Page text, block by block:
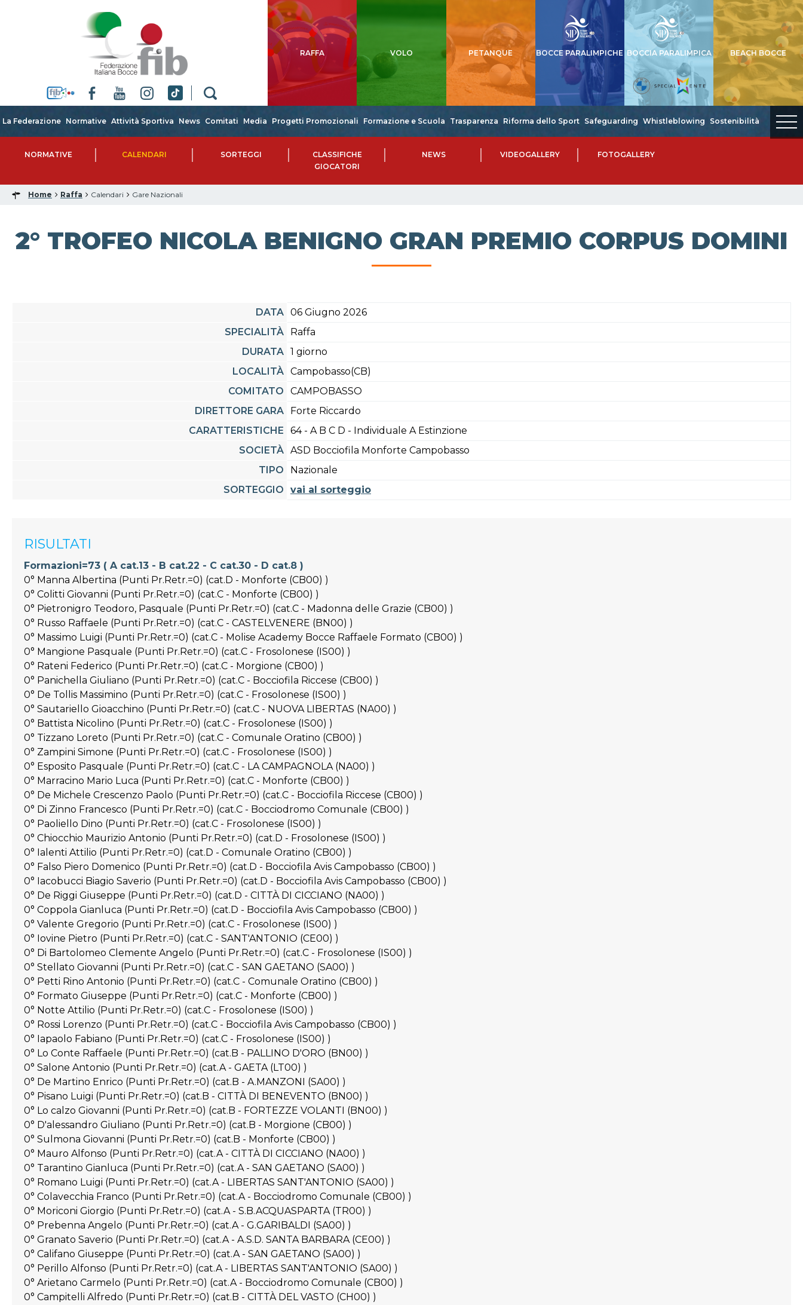
RAFFA VOLO PETANQUE BOCCE PARALIMPICHE BOCCIA PARALIMPICA BEACH BOCCE
La Federazione Normative Attività Sportiva News Comitati Media Progetti Promozionali Formazione e Scuola Trasparenza Riforma dello Sport Safeguarding Whistleblowing Sostenibilità
NORMATIVE CALENDARI SORTEGGI
CLASSIFICHE
GIOCATORI
NEWS VIDEOGALLERY FOTOGALLERY
Home Raffa Calendari Gare Nazionali
2° TROFEO NICOLA BENIGNO GRAN PREMIO CORPUS DOMINI
DATA 06 Giugno 2026
SPECIALITÀ
Raffa
DURATA 1 giorno
LOCALITÀ Campobasso(CB)
COMITATO
CAMPOBASSO
DIRETTORE GARA
Forte Riccardo
CARATTERISTICHE
64 - A B C D - Individuale A Estinzione
SOCIETÀ ASD Bocciofila Monforte Campobasso
TIPO
Nazionale
SORTEGGIO
vai al sorteggio
RISULTATI
Formazioni=73 ( A cat.13 - B cat.22 - C cat.30 - D cat.8 )
0° Manna Albertina (Punti Pr.Retr.=0) (cat.D - Monforte (CB00) )
0° Colitti Giovanni (Punti Pr.Retr.=0) (cat.C - Monforte (CB00) )
0° Pietronigro Teodoro, Pasquale (Punti Pr.Retr.=0) (cat.C - Madonna delle Grazie (CB00) )
0° Russo Raffaele (Punti Pr.Retr.=0) (cat.C - CASTELVENERE (BN00) )
0° Massimo Luigi (Punti Pr.Retr.=0) (cat.C - Molise Academy Bocce Raffaele Formato (CB00) )
0° Mangione Pasquale (Punti Pr.Retr.=0) (cat.C - Frosolonese (IS00) )
0° Rateni Federico (Punti Pr.Retr.=0) (cat.C - Morgione (CB00) )
0° Panichella Giuliano (Punti Pr.Retr.=0) (cat.C - Bocciofila Riccese (CB00) )
0° De Tollis Massimino (Punti Pr.Retr.=0) (cat.C - Frosolonese (IS00) )
0° Sautariello Gioacchino (Punti Pr.Retr.=0) (cat.C - NUOVA LIBERTAS (NA00) )
0° Battista Nicolino (Punti Pr.Retr.=0) (cat.C - Frosolonese (IS00) )
0° Tizzano Loreto (Punti Pr.Retr.=0) (cat.C - Comunale Oratino (CB00) )
0° Zampini Simone (Punti Pr.Retr.=0) (cat.C - Frosolonese (IS00) )
0° Esposito Pasquale (Punti Pr.Retr.=0) (cat.C - LA CAMPAGNOLA (NA00) )
0° Marracino Mario Luca (Punti Pr.Retr.=0) (cat.C - Monforte (CB00) )
0° De Michele Crescenzo Paolo (Punti Pr.Retr.=0) (cat.C - Bocciofila Riccese (CB00) )
0° Di Zinno Francesco (Punti Pr.Retr.=0) (cat.C - Bocciodromo Comunale (CB00) )
0° Paoliello Dino (Punti Pr.Retr.=0) (cat.C - Frosolonese (IS00) )
0° Chiocchio Maurizio Antonio (Punti Pr.Retr.=0) (cat.D - Frosolonese (IS00) )
0° Ialenti Attilio (Punti Pr.Retr.=0) (cat.D - Comunale Oratino (CB00) )
0° Falso Piero Domenico (Punti Pr.Retr.=0) (cat.D - Bocciofila Avis Campobasso (CB00) )
0° Iacobucci Biagio Saverio (Punti Pr.Retr.=0) (cat.D - Bocciofila Avis Campobasso (CB00) )
0° De Riggi Giuseppe (Punti Pr.Retr.=0) (cat.D - CITTÀ DI CICCIANO (NA00) )
0° Coppola Gianluca (Punti Pr.Retr.=0) (cat.D - Bocciofila Avis Campobasso (CB00) )
0° Valente Gregorio (Punti Pr.Retr.=0) (cat.C - Frosolonese (IS00) )
0° Iovine Pietro (Punti Pr.Retr.=0) (cat.C - SANT'ANTONIO (CE00) )
0° Di Bartolomeo Clemente Angelo (Punti Pr.Retr.=0) (cat.C - Frosolonese (IS00) )
0° Stellato Giovanni (Punti Pr.Retr.=0) (cat.C - SAN GAETANO (SA00) )
0° Petti Rino Antonio (Punti Pr.Retr.=0) (cat.C - Comunale Oratino (CB00) )
0° Formato Giuseppe (Punti Pr.Retr.=0) (cat.C - Monforte (CB00) )
0° Notte Attilio (Punti Pr.Retr.=0) (cat.C - Frosolonese (IS00) )
0° Rossi Lorenzo (Punti Pr.Retr.=0) (cat.C - Bocciofila Avis Campobasso (CB00) )
0° Iapaolo Fabiano (Punti Pr.Retr.=0) (cat.C - Frosolonese (IS00) )
0° Lo Conte Raffaele (Punti Pr.Retr.=0) (cat.B - PALLINO D'ORO (BN00) )
0° Salone Antonio (Punti Pr.Retr.=0) (cat.A - GAETA (LT00) )
0° De Martino Enrico (Punti Pr.Retr.=0) (cat.B - A.MANZONI (SA00) )
0° Pisano Luigi (Punti Pr.Retr.=0) (cat.B - CITTÀ DI BENEVENTO (BN00) )
0° Lo calzo Giovanni (Punti Pr.Retr.=0) (cat.B - FORTEZZE VOLANTI (BN00) )
0° D'alessandro Giuliano (Punti Pr.Retr.=0) (cat.B - Morgione (CB00) )
0° Sulmona Giovanni (Punti Pr.Retr.=0) (cat.B - Monforte (CB00) )
0° Mauro Alfonso (Punti Pr.Retr.=0) (cat.A - CITTÀ DI CICCIANO (NA00) )
0° Tarantino Gianluca (Punti Pr.Retr.=0) (cat.A - SAN GAETANO (SA00) )
0° Romano Luigi (Punti Pr.Retr.=0) (cat.A - LIBERTAS SANT'ANTONIO (SA00) )
0° Colavecchia Franco (Punti Pr.Retr.=0) (cat.A - Bocciodromo Comunale (CB00) )
0° Moriconi Giorgio (Punti Pr.Retr.=0) (cat.A - S.B.ACQUASPARTA (TR00) )
0° Prebenna Angelo (Punti Pr.Retr.=0) (cat.A - G.GARIBALDI (SA00) )
0° Granato Saverio (Punti Pr.Retr.=0) (cat.A - A.S.D. SANTA BARBARA (CE00) )
0° Califano Giuseppe (Punti Pr.Retr.=0) (cat.A - SAN GAETANO (SA00) )
0° Perillo Alfonso (Punti Pr.Retr.=0) (cat.A - LIBERTAS SANT'ANTONIO (SA00) )
0° Arietano Carmelo (Punti Pr.Retr.=0) (cat.A - Bocciodromo Comunale (CB00) )
0° Campitelli Alfredo (Punti Pr.Retr.=0) (cat.B - CITTÀ DEL VASTO (CH00) )